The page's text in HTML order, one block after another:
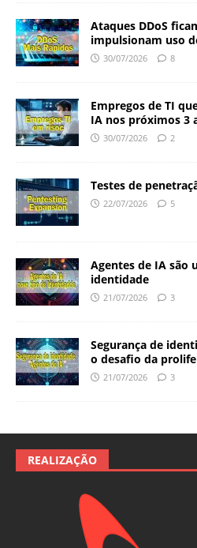
Ataques DDoS
impulsionam uso
30/07/2026 8
Empregos de TI
IA nos próximos 3
30/07/2026 2
Testes de
22/07/2026 5
Agentes de IA são
identidade
21/07/2026 3
Segurança de
o desafio da
21/07/2026 3
REALIZAÇÃO